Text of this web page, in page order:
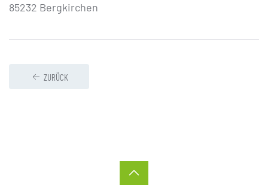
85232 Bergkirchen
ZURÜCK